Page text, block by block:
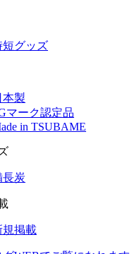
短グッズ
本製
マーク認定品
in TSUBAME
長炭
規掲載